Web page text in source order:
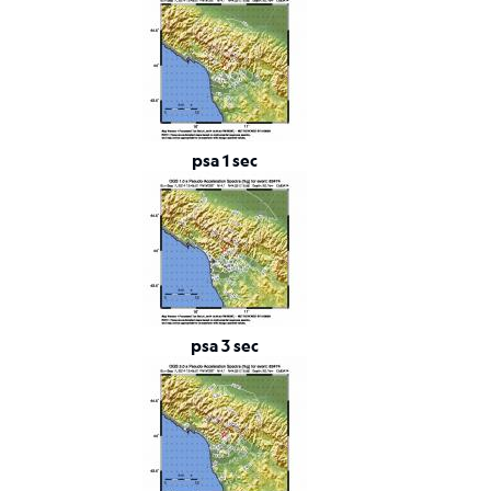
Tensore
Momento
Background
scientifico
Bibliografia
Links
relativi
psa 1 sec
psa 3 sec